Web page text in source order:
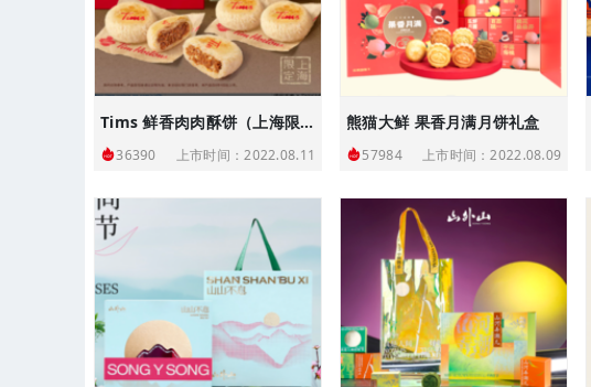
Tims 鲜香肉肉酥饼（上海限定）
36390 上市时间：2022.08.11
熊猫大鲜 果香月满月饼礼盒
57984 上市时间：2022.08.09